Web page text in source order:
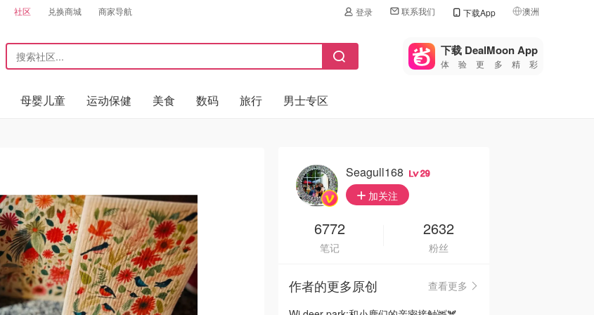
社区 兑换商城 商家导航 登录 联系我们 下载App 澳洲
🇺🇸
🇨🇳 中国
🇮🇹
🇦🇺
🇳🇿新西兰
下载 DealMoon App
体验更多精彩
母婴儿童 运动保健 美食 数码 旅行 男士专区
Seagull168 29
加关注
6772
笔记
2632
粉丝
作者的更多原创
查看更多